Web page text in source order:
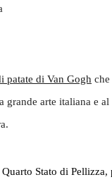
patate di Van Gogh che
arte italiana e
Stato di Pellizza,